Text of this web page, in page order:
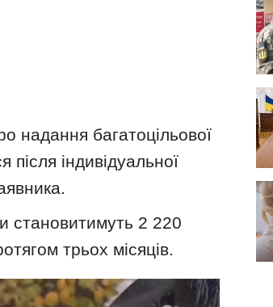
надання багатоцільової
індивідуальної
становитимуть 2 220
трьох місяців.